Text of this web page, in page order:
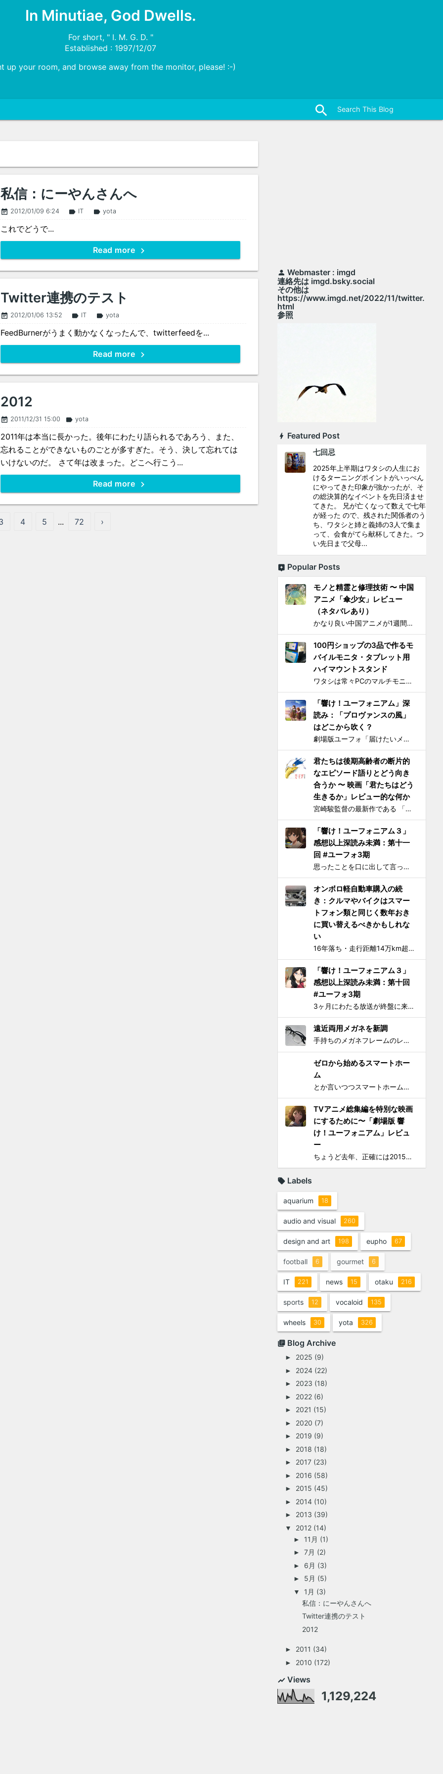
In Minutiae, God Dwells.
For short, " I. M. G. D. "
Established : 1997/12/07
up your room, and browse away from the monitor, please! :-)
search
私信：にーやんさんへ
event_note 2012/01/09 6:24 label IT label yota
これでどうで...
Read more
Twitter連携のテスト
event_note 2012/01/06 13:52 label IT label yota
FeedBurnerがうまく動かなくなったんで、twitterfeedを...
Read more
2012
event_note 2011/12/31 15:00 label yota
2011年は本当に長かった。後年にわたり語られるであろう、また、
忘れることができないものごとが多すぎた。そう、決して忘れては
いけないのだ。 さて年は改まった。どこへ行こう...
Read more
4 5 ... 72 ›
Webmaster : imgd
連絡先は imgd.bsky.social
その他は
https://www.imgd.net/2022/11/twitter.
html
参照
Featured Post
七回忌
2025年上半期はワタシの人生にお
けるターニングポイントがいっぺん
にやってきた印象が強かったが、そ
の総決算的なイベントを先日済ませ
てきた。 兄が亡くなって数えで七年
が経った ので、残された関係者のう
ち、ワタシと姉と義姉の3人で集ま
って、会食がてら献杯してきた。つ
い先日まで父母...
Popular Posts
モノと精霊と修理技術 〜 中国
アニメ「傘少女」レビュー
（ネタバレあり）
かなり良い中国アニメが1週間限定で上映されるとSNS上で見かけ、それがたまたま通勤圏内の映画館だったし、なにより「 羅小黒戦記 」で食らった衝撃を忘れることはできないので、 映画『傘少女 ー精霊たちの物語ー』 を見てきた。 いかにも中国アニメと思わせるプロローグからタイトルが...
100円ショップの3品で作るモ
バイルモニタ・タブレット用
ハイマウントスタンド
ワタシは常々PCのマルチモニタは横に並べるのではなく縦に積み重ねろと主張してきたわけですが 📺📺 ← こうじゃなくて 📺 ← 📺 ← こう！ ノートPCの画面上部にモバイルモニター・タブレットをこのように配置するスタンドを探しても一長一短なので、100円ショ...
「響け！ユーフォニアム」深
読み：「プロヴァンスの風」
はどこから吹く？
劇場版ユーフォ「届けたいメロディ」 の上映が落ち着いてきたので、そろそろ久美子が高校1年生時代の話をするのもおしまいにする頃合いと見て小ネタを投下。 原作小説とは違ってアニメ版では、課題曲：「プロヴァンスの風」、自由曲「三日月の舞」となっているのは皆さんご存知の通り。「...
君たちは後期高齢者の断片的
なエピソード語りとどう向き
合うか 〜 映画「君たちはどう
生きるか」レビュー的な何か
宮崎駿監督の最新作である 「君たちはどう生きるか」 を、封切初日のちょうど先週に見た。 個人的には、アニメとしては楽しめたけど物語はつまらないと感じた。エンドクレジットのプロデューサー欄に実の息子である宮崎吾朗氏の名前が載ってて最悪とも思ったりしたのだが、見た直後に呟いたこと...
「響け！ユーフォニアム３」
感想以上深読み未満：第十一
回 #ユーフォ3期
思ったことを口に出して言ってしまう、我らが失言王たる黄前久美子がまたもやブチかましてくれました。 「変ですよね、学校の吹奏楽って」 リアルな吹奏楽の世界では一種の禁句めいた話題らしいところまで切り込んでくるあたり、ユーフォ3の覚悟の程が再確認できます。 それはともかく久...
オンボロ軽自動車購入の続
き：クルマやバイクはスマー
トフォン類と同じく数年おき
に買い替えるべきかもしれな
い
16年落ち・走行距離14万km超の中古の軽自動車、2006年式スズキKeiワークス（HN22S型）の2WD・MT版を買った のが1ヶ月とちょっと前、あれこれと手を加えては都度Twitterに報告していたが、購入当初に予定していたモデファイがだいたい落ち着いたので中間報告と、いじっ...
「響け！ユーフォニアム３」
感想以上深読み未満：第十回
#ユーフォ3期
3ヶ月にわたる放送が終盤に来てさらに重みを増して、それをどう自分なりに消化してテキストとして残せばいいかを考えてたら数週間が経過してました。難関である関西大会を前に北宇治高校吹奏楽部とその部長でひとりのユーフォニアム奏者でもある黄前久美子という人物に「史上最大の危機」が訪れたのが...
遠近両用メガネを新調
手持ちのメガネフレームのレンズを現在の視力に合わせて総入れ替えしてから気になり始めた手元を見るときの違和感が特にこの1年で増したので、思い切って遠近両用メガネを新調した。要するにアラフィフにふさわしく老眼が進んで近くが見えづらくなったので、道具でサポートせねばならなくなったわけで...
ゼロから始めるスマートホー
ム
とか言いつつスマートホームとかIoTってよく知らんけど、おもしろ電気小物を活用して家電生活をもっとエンジョイしちゃおう！というわけで初歩的なものからIT系ガジェットまで一気に紹介して使い方の提案をしようと思う。 0）アナログ的なもの：リモコンコンセント、タイマーつきコンセント...
TVアニメ総集編を特別な映画
にするために〜「劇場版 響
け！ユーフォニアム」レビュ
ー
ちょうど去年、正確には2015年の4〜6月に地上波放映されたTVシリーズアニメ「響け！ユーフォニアム」（以下TV版）に思いっきりハマって遂には舞台となった宇治への「聖地巡礼」まで敢行してしまったのは、このブログでご報告してきた通り。過去のあれこれを知りたい方は以下をどうぞ： ...
Labels
aquarium 18
audio and visual 260
design and art 198 eupho 67
football 6 gourmet 6
IT 221 news 15 otaku 216
sports 12 vocaloid 135
wheels 30 yota 326
Blog Archive
► 2025 (9)
► 2024 (22)
► 2023 (18)
► 2022 (6)
► 2021 (15)
► 2020 (7)
► 2019 (9)
► 2018 (18)
► 2017 (23)
► 2016 (58)
► 2015 (45)
► 2014 (10)
► 2013 (39)
▼ 2012 (14)
► 11月 (1)
► 7月 (2)
► 6月 (3)
► 5月 (5)
▼ 1月 (3)
私信：にーやんさんへ
Twitter連携のテスト
2012
► 2011 (34)
► 2010 (172)
Views
1,129,224